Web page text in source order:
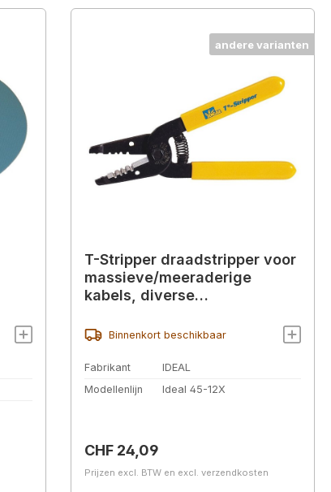
andere varianten
T-Stripper draadstripper voor
massieve/meeraderige
kabels, diverse
Binnenkort beschikbaar
Fabrikant
IDEAL
Modellenlijn
Ideal 45-12X
Normale prijs:
CHF 24,09
Prijzen excl. BTW en excl. verzendkosten